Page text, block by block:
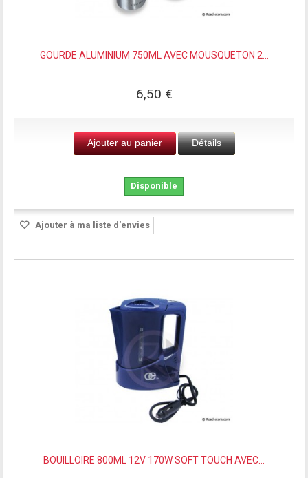
GOURDE ALUMINIUM 750ML AVEC MOUSQUETON 2...
6,50 €
Ajouter au panier Détails
Disponible
Ajouter à ma liste d'envies
BOUILLOIRE 800ML 12V 170W SOFT TOUCH AVEC...